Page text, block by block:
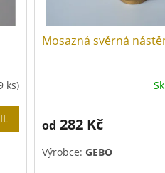
ks)
Mosazná svěrná
od 282 Kč
Výrobce: GEBO